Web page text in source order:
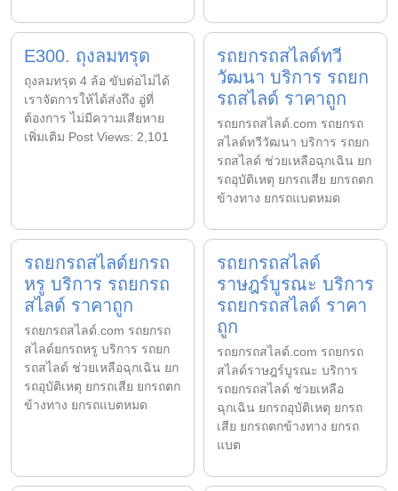
E300. ถุงลมทรุด
ถุงลมทรุด 4 ล้อ ขับต่อไม่ได้
เราจัดการให้ได้ส่งถึง อู่ที่
ต้องการ ไม่มีความเสียหาย
เพิ่มเติม Post Views: 2,101
รถยกรถสไลด์ทวี
วัฒนา บริการ รถยก
รถสไลด์ ราคาถูก
รถยกรถสไลด์.com รถยกรถ
สไลด์ทวีวัฒนา บริการ รถยก
รถสไลด์ ช่วยเหลือฉุกเฉิน ยก
รถอุบัติเหตุ ยกรถเสีย ยกรถตก
ข้างทาง ยกรถแบตหมด
รถยกรถสไลด์ยกรถ
หรู บริการ รถยกรถ
สไลด์ ราคาถูก
รถยกรถสไลด์.com รถยกรถ
สไลด์ยกรถหรู บริการ รถยก
รถสไลด์ ช่วยเหลือฉุกเฉิน ยก
รถอุบัติเหตุ ยกรถเสีย ยกรถตก
ข้างทาง ยกรถแบตหมด
รถยกรถสไลด์
ราษฎร์บูรณะ บริการ
รถยกรถสไลด์ ราคา
ถูก
รถยกรถสไลด์.com รถยกรถ
สไลด์ราษฎร์บูรณะ บริการ
รถยกรถสไลด์ ช่วยเหลือ
ฉุกเฉิน ยกรถอุบัติเหตุ ยกรถ
เสีย ยกรถตกข้างทาง ยกรถ
แบต